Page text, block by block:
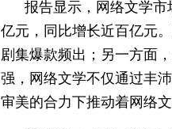
报告显示，网络文学市
亿元，同比增长近百亿元
剧集爆款频出；另一方面
强，网络文学不仅通过丰
审美的合力下推动着网络文